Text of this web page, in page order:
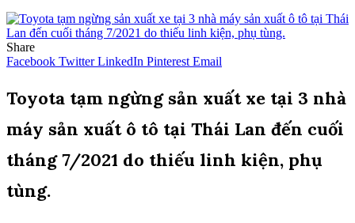
Share
Facebook Twitter LinkedIn Pinterest Email
Toyota tạm ngừng sản xuất xe tại 3 nhà
máy sản xuất ô tô tại Thái Lan đến cuối
tháng 7/2021 do thiếu linh kiện, phụ
tùng.